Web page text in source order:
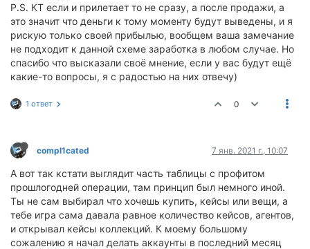
P.S. КТ если и прилетает то не сразу, а после продажи, а
это значит что деньги к тому моменту будут выведены, и я
рискую только своей прибылью, вообщем ваша замечание
не подходит к данной схеме заработка в любом случае. Но
спасибо что высказали своё мнение, если у вас будут ещё
какие-то вопросы, я с радостью на них отвечу)
1 ответ 0
compl1cated 7 янв. 2021 г., 10:07
А вот так кстати выглядит часть таблицы с профитом
прошлогодней операции, там принцип был немного иной.
Ты не сам выбирал что хочешь купить, кейсы или вещи, а
тебе игра сама давала равное количество кейсов, агентов,
и открывал кейсы коллекций. К моему большому
сожалению я начал делать аккаунты в последний месяц